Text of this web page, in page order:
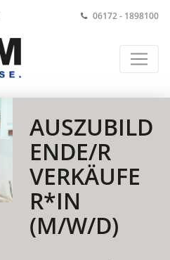
06172 - 1898100
AUSZUBILD
ENDE/R
VERKÄUFE
R*IN
(M/W/D)